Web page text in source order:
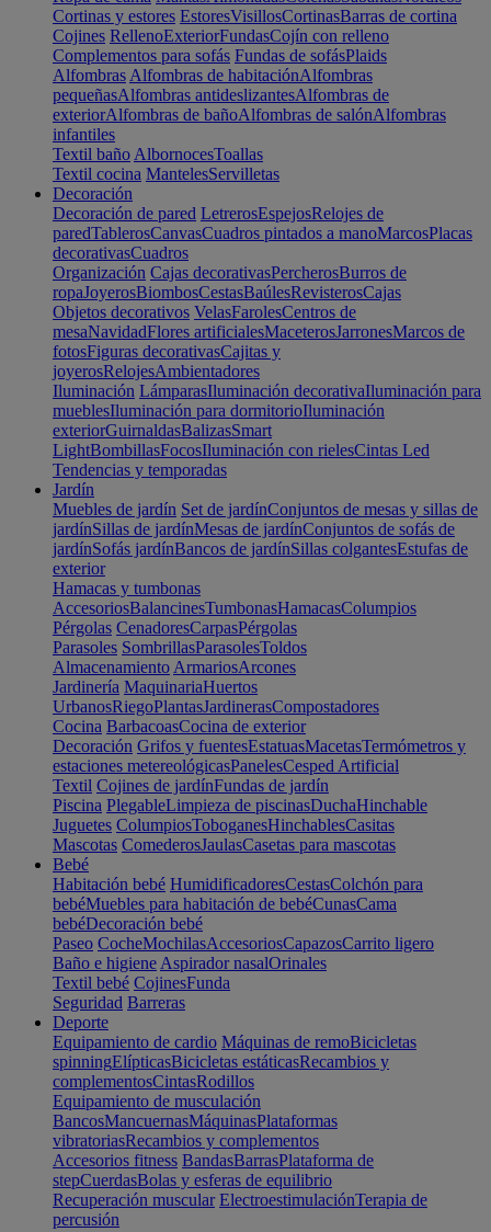
Cortinas y estores EstoresVisillosCortinasBarras de cortina
Cojines RellenoExteriorFundasCojín con relleno
Complementos para sofás Fundas de sofásPlaids
Alfombras Alfombras de habitaciónAlfombras
pequeñasAlfombras antideslizantesAlfombras de
exteriorAlfombras de bañoAlfombras de salónAlfombras
infantiles
Textil baño AlbornocesToallas
Textil cocina MantelesServilletas
Decoración
Decoración de pared LetrerosEspejosRelojes de
paredTablerosCanvasCuadros pintados a manoMarcosPlacas
decorativasCuadros
Organización Cajas decorativasPercherosBurros de
ropaJoyerosBiombosCestasBaúlesRevisterosCajas
Objetos decorativos VelasFarolesCentros de
mesaNavidadFlores artificialesMaceterosJarronesMarcos de
fotosFiguras decorativasCajitas y
joyerosRelojesAmbientadores
Iluminación LámparasIluminación decorativaIluminación para
mueblesIluminación para dormitorioIluminación
exteriorGuirnaldasBalizasSmart
LightBombillasFocosIluminación con rielesCintas Led
Tendencias y temporadas
Jardín
Muebles de jardín Set de jardínConjuntos de mesas y sillas de
jardínSillas de jardínMesas de jardínConjuntos de sofás de
jardínSofás jardínBancos de jardínSillas colgantesEstufas de
exterior
Hamacas y tumbonas
AccesoriosBalancinesTumbonasHamacasColumpios
Pérgolas CenadoresCarpasPérgolas
Parasoles SombrillasParasolesToldos
Almacenamiento ArmariosArcones
Jardinería MaquinariaHuertos
UrbanosRiegoPlantasJardinerasCompostadores
Cocina BarbacoasCocina de exterior
Decoración Grifos y fuentesEstatuasMacetasTermómetros y
estaciones metereológicasPanelesCesped Artificial
Textil Cojines de jardínFundas de jardín
Piscina PlegableLimpieza de piscinasDuchaHinchable
Juguetes ColumpiosToboganesHinchablesCasitas
Mascotas ComederosJaulasCasetas para mascotas
Bebé
Habitación bebé HumidificadoresCestasColchón para
bebéMuebles para habitación de bebéCunasCama
bebéDecoración bebé
Paseo CocheMochilasAccesoriosCapazosCarrito ligero
Baño e higiene Aspirador nasalOrinales
Textil bebé CojinesFunda
Seguridad Barreras
Deporte
Equipamiento de cardio Máquinas de remoBicicletas
spinningElípticasBicicletas estáticasRecambios y
complementosCintasRodillos
Equipamiento de musculación
BancosMancuernasMáquinasPlataformas
vibratoriasRecambios y complementos
Accesorios fitness BandasBarrasPlataforma de
stepCuerdasBolas y esferas de equilibrio
Recuperación muscular ElectroestimulaciónTerapia de
percusión